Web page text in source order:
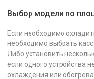
Выбор модели по
Если необходимо
необходимо выбрать
Либо установить
если одного устройства
охлаждения или